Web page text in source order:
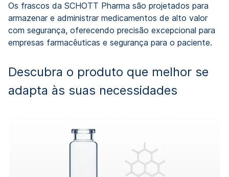
Os frascos da SCHOTT Pharma são projetados para
armazenar e administrar medicamentos de alto valor
com segurança, oferecendo precisão excepcional para
empresas farmacêuticas e segurança para o paciente.
Descubra o produto que melhor se
adapta às suas necessidades